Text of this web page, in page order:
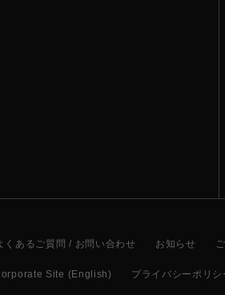
くあるご質問 / お問い合わせ お知らせ
Site (English) プライバシーポリシ